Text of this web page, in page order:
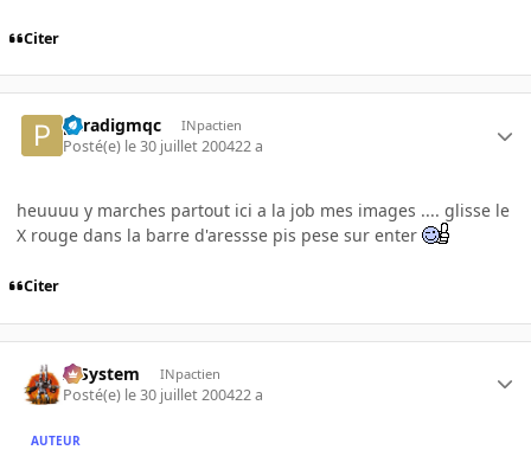
Citer
paradigmqc INpactien
Posté(e) le 30 juillet 200422 a
heuuuu y marches partout ici a la job mes images .... glisse le
X rouge dans la barre d'aressse pis pese sur enter
Citer
X-System INpactien
Posté(e) le 30 juillet 200422 a
AUTEUR